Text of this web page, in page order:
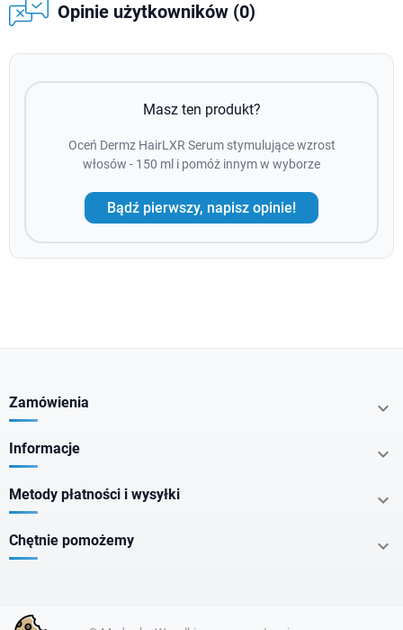
Opinie użytkowników (0)
Masz ten produkt?
Oceń Dermz HairLXR Serum stymulujące wzrost
włosów - 150 ml i pomóż innym w wyborze
Bądź pierwszy, napisz opinie!
Zamówienia 
Informacje 
Metody płatności i wysyłki 
Chętnie pomożemy 